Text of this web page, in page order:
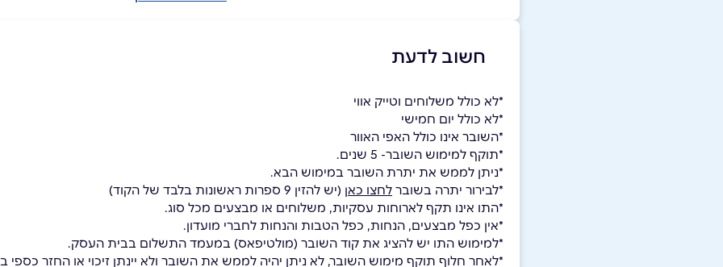
חשוב לדעת
*לא כולל משלוחים וטייק אווי
*לא כולל יום חמישי
*השובר אינו כולל האפי האוור
*תוקף למימוש השובר- 5 שנים.
*ניתן לממש את יתרת השובר במימוש הבא.
*לבירור יתרה בשובר לחצו כאן (יש להזין 9 ספרות ראשונות בלבד של הקוד)
*התו אינו תקף לארוחות עסקיות, משלוחים או מבצעים מכל סוג.
*אין כפל מבצעים, הנחות, כפל הטבות והנחות לחברי מועדון.
*למימוש התו יש להציג את קוד השובר (מולטיפאס) במעמד התשלום בבית העסק.
*לאחר חלוף תוקף מימוש השובר, לא ניתן יהיה לממש את השובר ולא יינתן זיכוי או החזר כספי